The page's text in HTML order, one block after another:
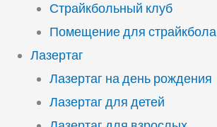
Страйкбольный клуб
Помещение для страйкбола
Лазертаг
Лазертаг на день рождения
Лазертаг для детей